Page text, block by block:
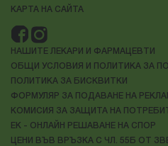
КАРТА НА САЙТА
НАШИТЕ ЛЕКАРИ И ФАРМАЦЕВТИ
ОБЩИ УСЛОВИЯ И ПОЛИТИКА ЗА
ПОЛИТИКА ЗА БИСКВИТКИ
ФОРМУЛЯР ЗА ПОДАВАНЕ НА
КОМИСИЯ ЗА ЗАЩИТА НА
ЕК - ОНЛАЙН РЕШАВАНЕ НА СПОР
ЦЕНИ ВЪВ ВРЪЗКА С ЧЛ. 55Б ОТ